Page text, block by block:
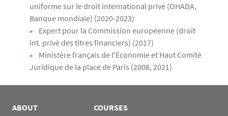
uniforme sur le droit international privé (OHADA,
Banque mondiale) (2020-2023)
Expert pour la Commission européenne (droit
int. privé des titres financiers) (2017)
Ministère français de l'Économie et Haut Comité
Juridique de la place de Paris (2008, 2021)
ABOUT COURSES